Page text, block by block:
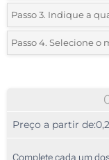
*Selecione o tipo de
1 Cor (Na frente)
Passo 3. Indique a
*Quantidade mínima:
670
1675
Passo 4. Selecione o
Preço a partir de:
Complete cada um